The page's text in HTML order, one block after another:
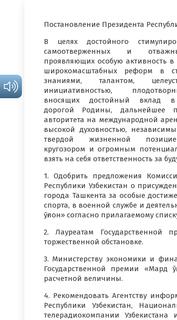
Постановление Президента
В целях достойного
самоотверженных и
проявляющих особую активность в
широкомасштабных реформ в
знаниями, талантом,
инициативностью,
вносящих достойный вклад в
дорогой Родины, дальнейшее
авторитета на международной
высокой духовностью,
твердой жизненной
кругозором и огромным
взять на себя ответственность за
1. Одобрить предложения
Республики Узбекистан о
города Ташкента за особые
спорта, в военной службе и
ўғлон» согласно прилагаемому
2. Лауреатам
торжественной обстановке.
3. Министерству экономики и
Государственной премии «Мард
расчетной величины.
4. Рекомендовать Агентству
Республики Узбекистан,
телерадиокомпании